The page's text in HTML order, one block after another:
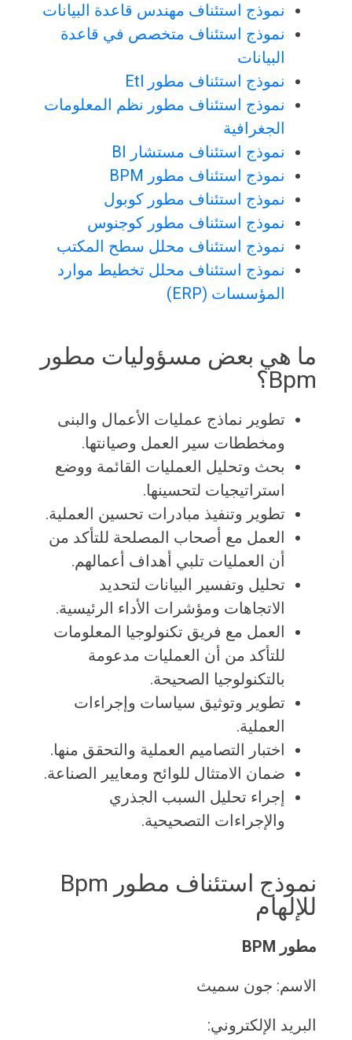
نموذج استئناف مهندس قاعدة البيانات
نموذج استئناف متخصص في قاعدة
البيانات
نموذج استئناف مطور Etl
نموذج استئناف مطور نظم المعلومات
الجغرافية
نموذج استئناف مستشار BI
نموذج استئناف مطور BPM
نموذج استئناف مطور كوبول
نموذج استئناف مطور كوجنوس
نموذج استئناف محلل سطح المكتب
نموذج استئناف محلل تخطيط موارد
المؤسسات (ERP)
ما هي بعض مسؤوليات مطور
Bpm؟
تطوير نماذج عمليات الأعمال والبنى
ومخططات سير العمل وصيانتها.
بحث وتحليل العمليات القائمة ووضع
استراتيجيات لتحسينها.
تطوير وتنفيذ مبادرات تحسين العملية.
العمل مع أصحاب المصلحة للتأكد من
أن العمليات تلبي أهداف أعمالهم.
تحليل وتفسير البيانات لتحديد
الاتجاهات ومؤشرات الأداء الرئيسية.
العمل مع فريق تكنولوجيا المعلومات
للتأكد من أن العمليات مدعومة
بالتكنولوجيا الصحيحة.
تطوير وتوثيق سياسات وإجراءات
العملية.
اختبار التصاميم العملية والتحقق منها.
ضمان الامتثال للوائح ومعايير الصناعة.
إجراء تحليل السبب الجذري
والإجراءات التصحيحية.
نموذج استئناف مطور Bpm
للإلهام
مطور BPM
الاسم: جون سميث
البريد الإلكتروني: